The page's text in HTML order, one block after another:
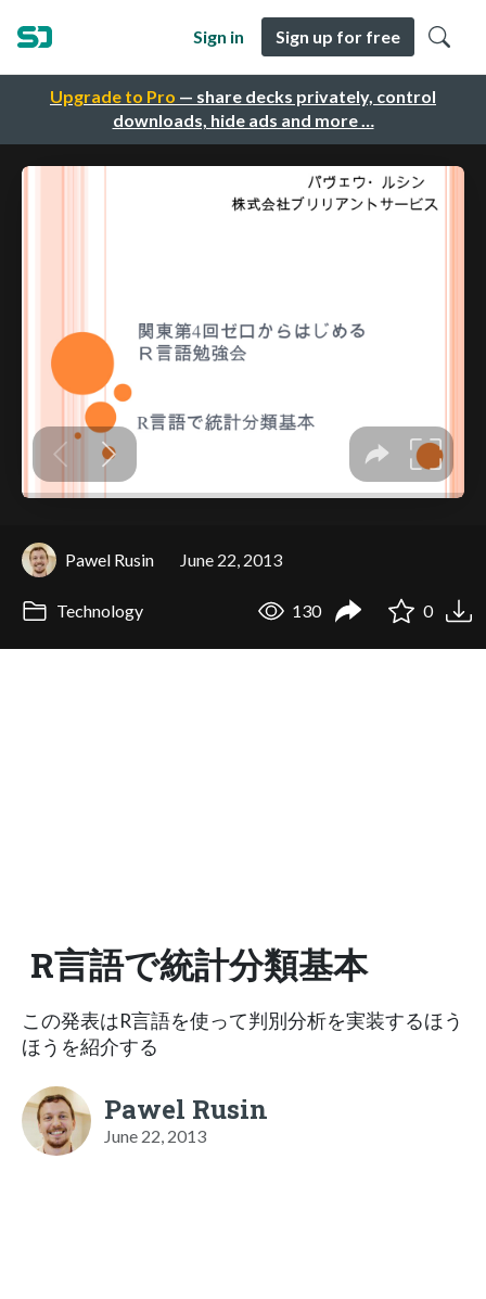
Upgrade to Pro — share decks privately, control
downloads, hide ads and more …
Sign in Sign up for free
Pawel Rusin June 22, 2013
Technology 130 0
R言語で統計分類基本
この発表はR言語を使って判別分析を実装するほう
ほうを紹介する
Pawel Rusin
June 22, 2013